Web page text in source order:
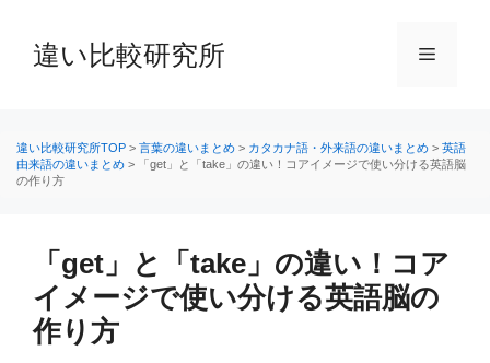
へ
ス
違い比較研究所 メ
ー
違い比較研究所TOP > 言葉の違いまとめ > カタカナ語・外来語の違いまとめ > 英語
由来語の違いまとめ >
「get」と「take」の違い！コアイメージで使い分ける英語脳
の作り方
「get」と「take」の違い！コア
イメージで使い分ける英語脳の
作り方